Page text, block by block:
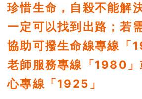
珍惜生命，自殺不能解
一定可以找到出路；若
協助可撥生命線專線「
老師服務專線「1980」
心專線「1925」